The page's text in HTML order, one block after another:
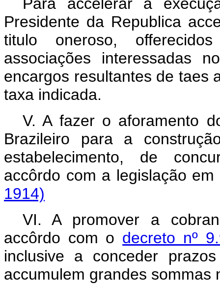
Presidente da Republica
titulo oneroso,
associações interessadas
encargos resultantes de taes
taxa indicada.
V. A fazer o aforamento
Brazileiro para a
estabelecimento, de
accôrdo com a
1914)
VI. A promover a
accôrdo com o decreto nº
inclusive a conceder
accumulem grandes sommas